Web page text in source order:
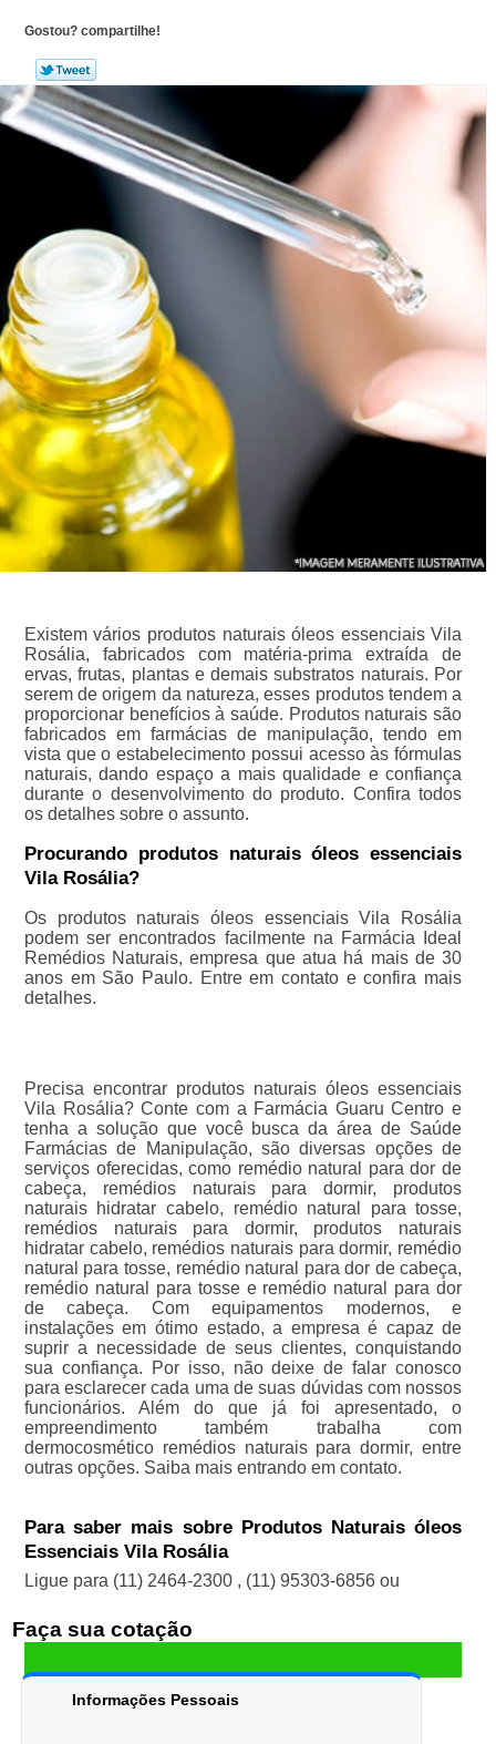
Gostou? compartilhe!
Existem vários produtos naturais óleos essenciais Vila
Rosália, fabricados com matéria-prima extraída de
ervas, frutas, plantas e demais substratos naturais. Por
serem de origem da natureza, esses produtos tendem a
proporcionar benefícios à saúde. Produtos naturais são
fabricados em farmácias de manipulação, tendo em
vista que o estabelecimento possui acesso às fórmulas
naturais, dando espaço a mais qualidade e confiança
durante o desenvolvimento do produto. Confira todos
os detalhes sobre o assunto.
Procurando produtos naturais óleos essenciais
Vila Rosália?
Os produtos naturais óleos essenciais Vila Rosália
podem ser encontrados facilmente na Farmácia Ideal
Remédios Naturais, empresa que atua há mais de 30
anos em São Paulo. Entre em contato e confira mais
detalhes.
Precisa encontrar produtos naturais óleos essenciais
Vila Rosália? Conte com a Farmácia Guaru Centro e
tenha a solução que você busca da área de Saúde
Farmácias de Manipulação, são diversas opções de
serviços oferecidas, como remédio natural para dor de
cabeça, remédios naturais para dormir, produtos
naturais hidratar cabelo, remédio natural para tosse,
remédios naturais para dormir, produtos naturais
hidratar cabelo, remédios naturais para dormir, remédio
natural para tosse, remédio natural para dor de cabeça,
remédio natural para tosse e remédio natural para dor
de cabeça. Com equipamentos modernos, e
instalações em ótimo estado, a empresa é capaz de
suprir a necessidade de seus clientes, conquistando
sua confiança. Por isso, não deixe de falar conosco
para esclarecer cada uma de suas dúvidas com nossos
funcionários. Além do que já foi apresentado, o
empreendimento também trabalha com
dermocosmético remédios naturais para dormir, entre
outras opções. Saiba mais entrando em contato.
Para saber mais sobre Produtos Naturais óleos
Essenciais Vila Rosália
Ligue para (11) 2464-2300 , (11) 95303-6856 ou
Faça sua cotação
Informações Pessoais